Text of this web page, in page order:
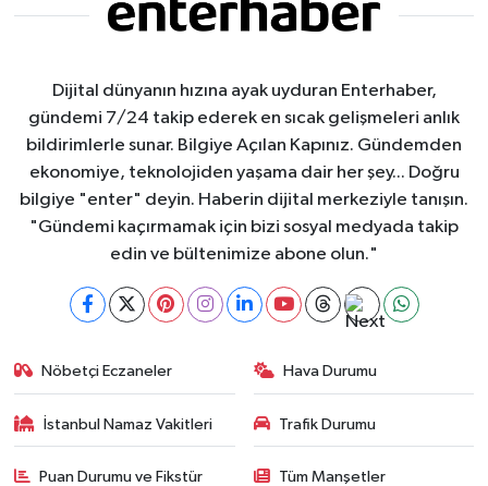
Dijital dünyanın hızına ayak uyduran Enterhaber,
gündemi 7/24 takip ederek en sıcak gelişmeleri anlık
bildirimlerle sunar. Bilgiye Açılan Kapınız. Gündemden
ekonomiye, teknolojiden yaşama dair her şey... Doğru
bilgiye "enter" deyin. Haberin dijital merkeziyle tanışın.
"Gündemi kaçırmamak için bizi sosyal medyada takip
edin ve bültenimize abone olun."
Nöbetçi Eczaneler Hava Durumu
İstanbul Namaz Vakitleri Trafik Durumu
Puan Durumu ve Fikstür Tüm Manşetler